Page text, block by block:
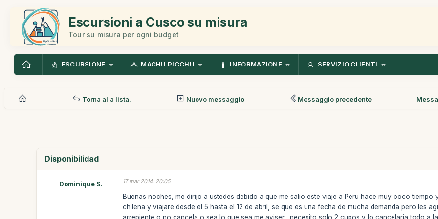
Escursioni a Cusco su misura
Tour su misura per ogni budget
ESCURSIONE MACHU PICCHU INFORMAZIONE SERVIZIO CLIENTI
Torna alla lista. Nuovo messaggio Messaggio precedente
Disponibilidad
Dominique S. 17 mar 2014, 20:05
Buenas noches, me dirijo a ustedes debido a que me salio este viaje a Peru hace muy poco
chilena y viajare desde el 5 hasta el 12 de abril, se que es una fecha de mucha demanda pero les
arrepiente o no cancela o sea lo que sea me avisen, necesito solo 2 cupos y lo cancelaria todo a